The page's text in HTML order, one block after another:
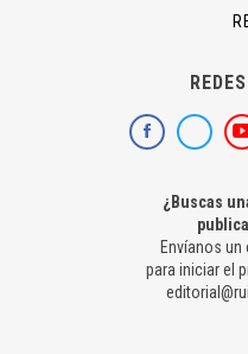
¿Buscas
Envíanos
para iniciar el